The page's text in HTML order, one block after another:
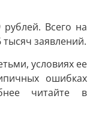
Всего на
заявлений.
условиях ее
ошибках
читайте в